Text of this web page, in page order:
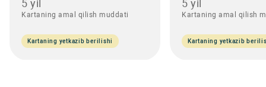
5 yil
Kartaning amal qilish muddati
Kartaning yetkazib berilishi
5 yil
Kartaning amal qilish
Kartaning yetkazib